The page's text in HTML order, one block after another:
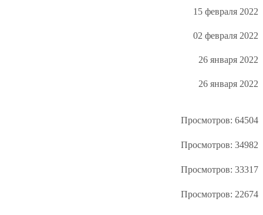
15 февраля 2022
02 февраля 2022
26 января 2022
26 января 2022
Просмотров: 64504
Просмотров: 34982
Просмотров: 33317
Просмотров: 22674